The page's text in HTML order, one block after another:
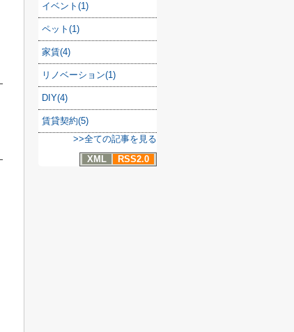
イベント(1)
ペット(1)
家賃(4)
リノベーション(1)
DIY(4)
賃貸契約(5)
>>全ての記事を見る
XML
RSS2.0